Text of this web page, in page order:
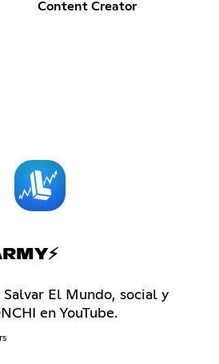
Content Creator
El Mundo, social y
en YouTube.